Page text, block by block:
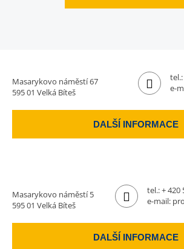
Masarykovo náměstí 67
595 01 Velká Bíteš
tel.:
e-
DALŠÍ INFORMACE
Masarykovo náměstí 5
595 01 Velká Bíteš
tel.:+ 420
e-mail:
DALŠÍ INFORMACE